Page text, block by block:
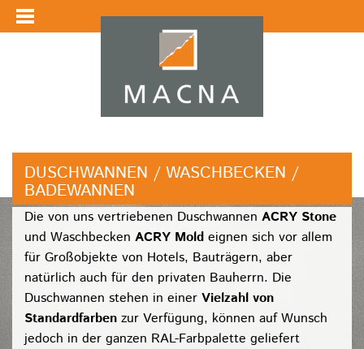
DUSCHWANNEN / WASCHBECKEN /
BADEWANNEN
Die von uns vertriebenen Duschwannen ACRY Stone
und Waschbecken ACRY Mold eignen sich vor allem
für Großobjekte von Hotels, Bauträgern, aber
natürlich auch für den privaten Bauherrn. Die
Duschwannen stehen in einer Vielzahl von
Standardfarben zur Verfügung, können auf Wunsch
jedoch in der ganzen RAL-Farbpalette geliefert